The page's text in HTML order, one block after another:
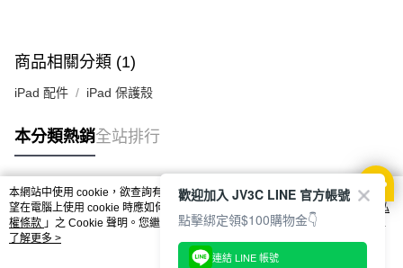
商品相關分類 (1)
iPad 配件 iPad 保護殼
本分類熱銷全站排行
熱門標籤
本網站中使用 cookie，欲查詢有關本網站使用 cookie 方式之詳情，及若您不希
望在電腦上使用 cookie 時應如何變更電腦的 cookie 設定，請參閱本網站「
隱私
權條款 」之 Cookie 聲明。您繼續使用本網站即表示您同意本公司得按本網站使
用條款之 Cookie 聲明使用 cookie。
了解更多 >
歡迎加入 JV3C LINE 官方帳號
點擊綁定領$100購物金👇
連結 LINE 帳號